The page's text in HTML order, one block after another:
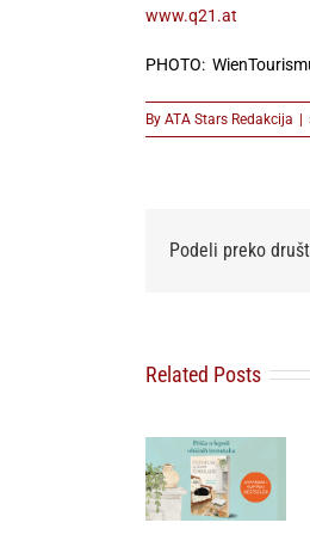
www.q21.at
PHOTO:
By ATA Stars Redakcija |
Podeli preko
Related Posts
Agata Kristi
na italijanski
način: Ovaj
triler hit je